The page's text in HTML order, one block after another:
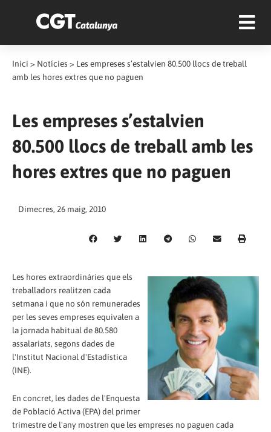
Inici > Notícies > Les empreses s’estalvien 80.500 llocs de treball
amb les hores extres que no paguen
Les empreses s’estalvien
80.500 llocs de treball amb les
hores extres que no paguen
Dimecres, 26 maig, 2010
Les hores extraordinàries que els
treballadors realitzen cada
setmana i que no són remunerades
per les seves empreses equivalen a
la jornada habitual de 80.580
assalariats, segons dades de
l'Institut Nacional d'Estadística
(INE).
En concret, les dades de l'Enquesta
de Població Activa (EPA) del primer
trimestre de l'any mostren que les empreses no paguen cada